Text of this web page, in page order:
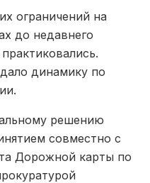
ограничений на
до недавнего
динамику по
решению
совместно с
Дорожной карты по